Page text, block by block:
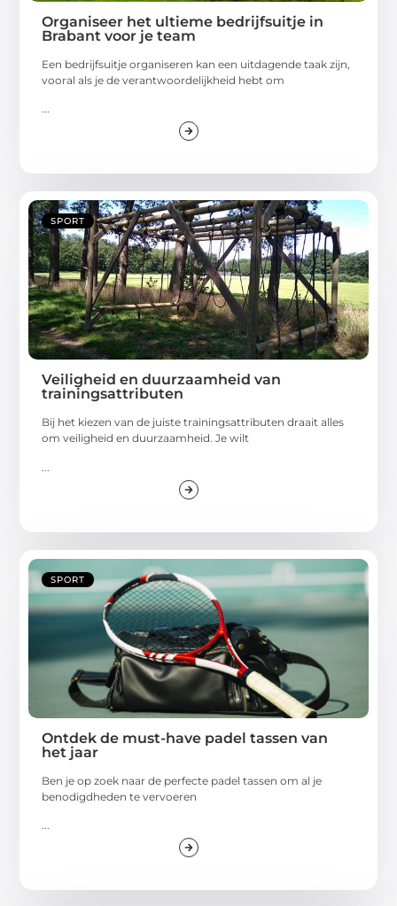
Organiseer het ultieme bedrijfsuitje in
Brabant voor je team
Een bedrijfsuitje organiseren kan een uitdagende taak zijn,
vooral als je de verantwoordelijkheid hebt om
...
SPORT
Veiligheid en duurzaamheid van
trainingsattributen
Bij het kiezen van de juiste trainingsattributen draait alles
om veiligheid en duurzaamheid. Je wilt
SPORT
Ontdek de must-have padel tassen van
het jaar
Ben je op zoek naar de perfecte padel tassen om al je
benodigdheden te vervoeren